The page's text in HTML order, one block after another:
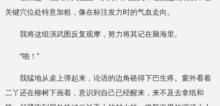
关键穴位处特意加粗，像在标注发力时的气血走向。
我将这组演武图反复观摩，努力将其记在脑海里。
“啪！”
我猛地从桌上弹起来，论语的边角硌得下巴生疼。窗外看着
二丫还在柳树下画着，意识到自己已经醒来，来不及去拿纸和